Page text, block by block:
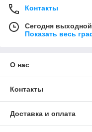
Контакты
Сегодня выходной
Показать весь
О нас
Контакты
Доставка и оплата